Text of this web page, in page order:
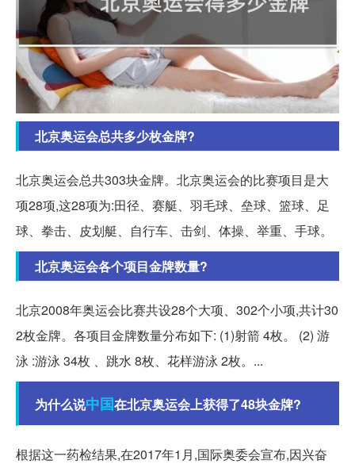
北京奥运会总共多少枚金牌?
北京奥运会总共303块金牌。北京奥运会的比赛项目是大
项28项,这28项为:田径、赛艇、羽毛球、垒球、篮球、足
球、拳击、皮划艇、自行车、击剑、体操、举重、手球。
北京奥运会各个项目金牌数量?
北京2008年奥运会比赛共设28个大项、302个小项,共计30
2枚金牌。各项目金牌数量分布如下: (1)射箭 4枚。 (2) 游
泳 :游泳 34枚 、跳水 8枚、花样游泳 2枚。...
为什么说中国在北京奥运会上获得了48块金牌?
根据这一药检结果,在2017年1月,国际奥委会宣布,因兴奋